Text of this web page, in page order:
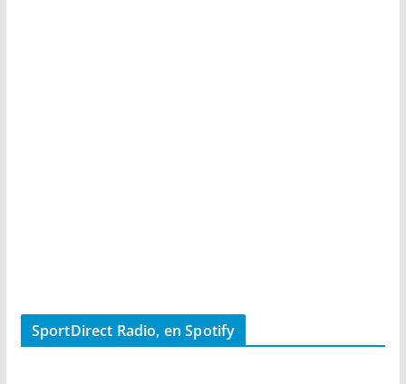
SportDirect Radio, en Spotify